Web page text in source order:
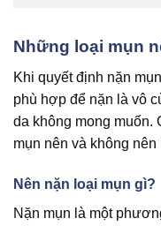
Những loại mụn
Khi quyết định nặn
phù hợp để nặn là vô
da không mong muốn.
mụn nên và không nên
Nên nặn loại mụn gì?
Nặn mụn là một